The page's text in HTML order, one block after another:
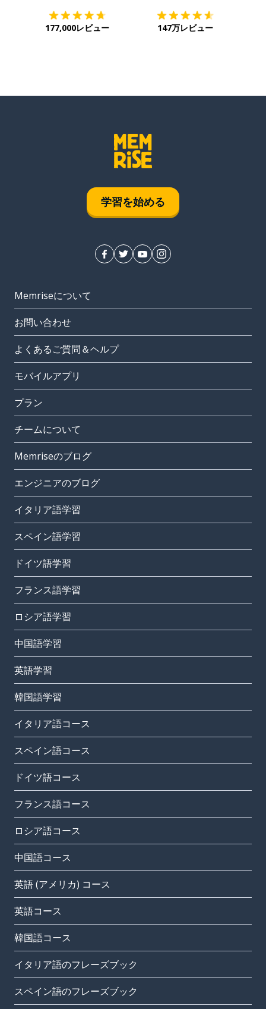
177,000レビュー 147万レビュー
学習を始める
Memriseについて
お問い合わせ
よくあるご質問＆ヘルプ
モバイルアプリ
プラン
チームについて
Memriseのブログ
エンジニアのブログ
イタリア語学習
スペイン語学習
ドイツ語学習
フランス語学習
ロシア語学習
中国語学習
英語学習
韓国語学習
イタリア語コース
スペイン語コース
ドイツ語コース
フランス語コース
ロシア語コース
中国語コース
英語 (アメリカ) コース
英語コース
韓国語コース
イタリア語のフレーズブック
スペイン語のフレーズブック